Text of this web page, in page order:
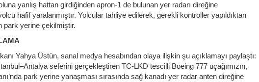
yanlış hattan girdiğinden apron-1 de bulunan yer radarı direğine
hafif yaralanmıştır. Yolcular tahliye edilerek, gerekli kontroller yapıldıktan
park yerine çekilmiştir.
Yahya Üstün, sanal medya hesabından olaya ilişkin şu açıklamayı paylaştı:
seferini gerçekleştiren TC-LKD tescilli Boeing 777 uçağımızın,
park yerine yanaşması sırasında sağ kanadı yer radar anten direğine